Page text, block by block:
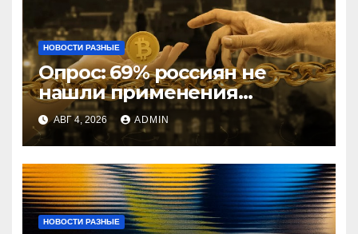
НОВОСТИ РАЗНЫЕ
Опрос: 69% россиян не
нашли применения
криптовалютам
АВГ 4, 2026 ADMIN
НОВОСТИ РАЗНЫЕ